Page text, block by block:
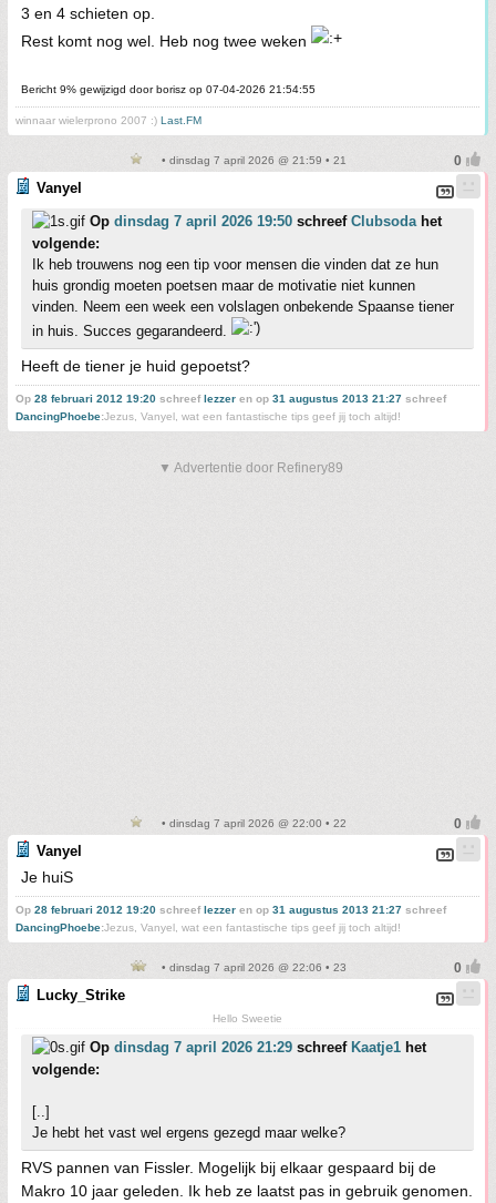
3 en 4 schieten op.
Rest komt nog wel. Heb nog twee weken
Bericht 9% gewijzigd door borisz op 07-04-2026 21:54:55
winnaar wielerprono 2007 :) Last.FM
• dinsdag 7 april 2026 @ 21:59 • 21
Vanyel
Op dinsdag 7 april 2026 19:50 schreef Clubsodahet
volgende:
Ik heb trouwens nog een tip voor mensen die vinden dat ze hun
huis grondig moeten poetsen maar de motivatie niet kunnen
vinden. Neem een week een volslagen onbekende Spaanse tiener
in huis. Succes gegarandeerd.
Heeft de tiener je huid gepoetst?
Op 28 februari 2012 19:20 schreeflezzer en op 31 augustus 2013 21:27 schreef
DancingPhoebe:Jezus, Vanyel, wat een fantastische tips geef jij toch altijd!
▼ Advertentie door Refinery89
• dinsdag 7 april 2026 @ 22:00 • 22
Vanyel
Je huiS
Op 28 februari 2012 19:20 schreeflezzer en op 31 augustus 2013 21:27 schreef
DancingPhoebe:Jezus, Vanyel, wat een fantastische tips geef jij toch altijd!
• dinsdag 7 april 2026 @ 22:06 • 23
Lucky_Strike
Hello Sweetie
Op dinsdag 7 april 2026 21:29 schreef Kaatje1 het
volgende:
[..]
Je hebt het vast wel ergens gezegd maar welke?
RVS pannen van Fissler. Mogelijk bij elkaar gespaard bij de
Makro 10 jaar geleden. Ik heb ze laatst pas in gebruik genomen.